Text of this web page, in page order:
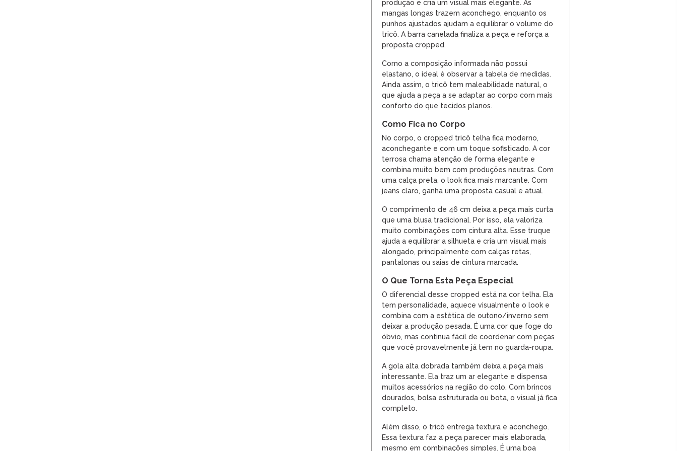
produção e cria um visual mais elegante. As
mangas longas trazem aconchego, enquanto os
punhos ajustados ajudam a equilibrar o volume do
tricô. A barra canelada finaliza a peça e reforça a
proposta cropped.
Como a composição informada não possui
elastano, o ideal é observar a tabela de medidas.
Ainda assim, o tricô tem maleabilidade natural, o
que ajuda a peça a se adaptar ao corpo com mais
conforto do que tecidos planos.
Como Fica no Corpo
No corpo, o cropped tricô telha fica moderno,
aconchegante e com um toque sofisticado. A cor
terrosa chama atenção de forma elegante e
combina muito bem com produções neutras. Com
uma calça preta, o look fica mais marcante. Com
jeans claro, ganha uma proposta casual e atual.
O comprimento de 46 cm deixa a peça mais curta
que uma blusa tradicional. Por isso, ela valoriza
muito combinações com cintura alta. Esse truque
ajuda a equilibrar a silhueta e cria um visual mais
alongado, principalmente com calças retas,
pantalonas ou saias de cintura marcada.
O Que Torna Esta Peça Especial
O diferencial desse cropped está na cor telha. Ela
tem personalidade, aquece visualmente o look e
combina com a estética de outono/inverno sem
deixar a produção pesada. É uma cor que foge do
óbvio, mas continua fácil de coordenar com peças
que você provavelmente já tem no guarda-roupa.
A gola alta dobrada também deixa a peça mais
interessante. Ela traz um ar elegante e dispensa
muitos acessórios na região do colo. Com brincos
dourados, bolsa estruturada ou bota, o visual já fica
completo.
Além disso, o tricô entrega textura e aconchego.
Essa textura faz a peça parecer mais elaborada,
mesmo em combinações simples. É uma boa